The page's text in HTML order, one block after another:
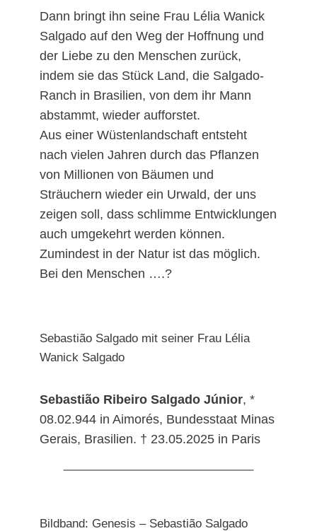
Dann bringt ihn seine Frau Lélia Wanick
Salgado auf den Weg der Hoffnung und
der Liebe zu den Menschen zurück,
indem sie das Stück Land, die Salgado-
Ranch in Brasilien, von dem ihr Mann
abstammt, wieder aufforstet.
Aus einer Wüstenlandschaft entsteht
nach vielen Jahren durch das Pflanzen
von Millionen von Bäumen und
Sträuchern wieder ein Urwald, der uns
zeigen soll, dass schlimme Entwicklungen
auch umgekehrt werden können.
Zumindest in der Natur ist das möglich.
Bei den Menschen ….?
Sebastião Salgado mit seiner Frau Lélia
Wanick Salgado
Sebastião Ribeiro Salgado Júnior, *
08.02.944 in Aimorés, Bundesstaat Minas
Gerais, Brasilien. † 23.05.2025 in Paris
Bildband: Genesis – Sebastião Salgado